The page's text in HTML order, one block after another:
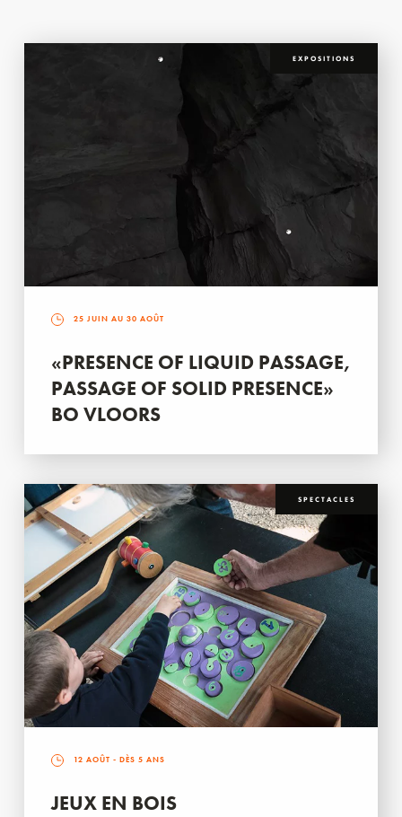
EXPOSITIONS
25 JUIN AU 30 AOÛT
«PRESENCE OF LIQUID PASSAGE,
PASSAGE OF SOLID PRESENCE»
BO VLOORS
SPECTACLES
12 AOÛT - DÈS 5 ANS
JEUX EN BOIS